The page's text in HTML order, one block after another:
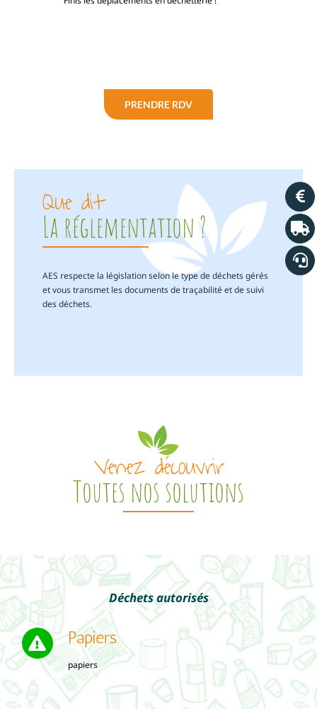
PRENDRE RDV
Que dit
La réglementation ?
AES respecte la législation selon le type de déchets gérés
et vous transmet les documents de traçabilité et de suivi
des déchets.
Venez découvrir
Toutes nos solutions
Déchets autorisés
Papiers
papiers